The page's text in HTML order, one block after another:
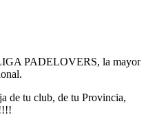
PADELOVERS, la mayor
de tu club, de tu Provincia,